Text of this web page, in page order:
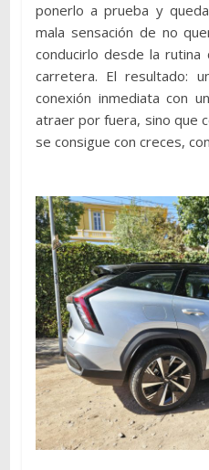
ponerlo a prueba y
mala sensación de no
conducirlo desde la rutina
carretera. El resultado:
conexión inmediata con
atraer por fuera, sino que
se consigue con creces,